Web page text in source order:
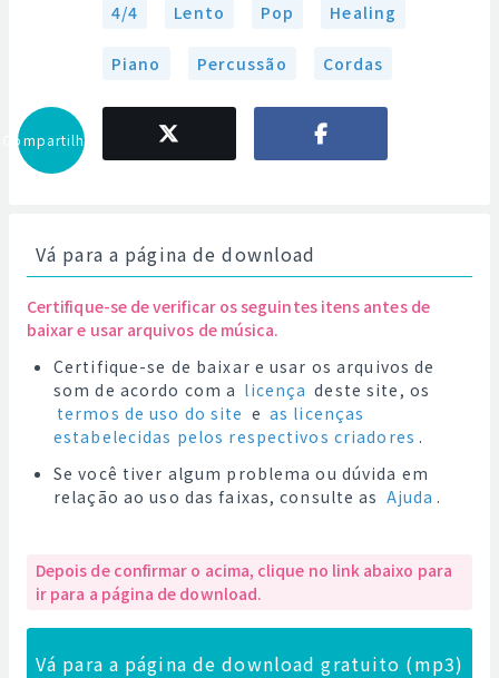
4/4 Lento Pop Healing
Piano Percussão Cordas
Compartilhar
Vá para a página de download
Certifique-se de verificar os seguintes itens antes de
baixar e usar arquivos de música.
Certifique-se de baixar e usar os arquivos de
som de acordo com a licença deste site, os
termos de uso do site e as licenças
estabelecidas pelos respectivos criadores .
Se você tiver algum problema ou dúvida em
relação ao uso das faixas, consulte as Ajuda .
Depois de confirmar o acima, clique no link abaixo para
ir para a página de download.
Vá para a página de download gratuito (mp3)